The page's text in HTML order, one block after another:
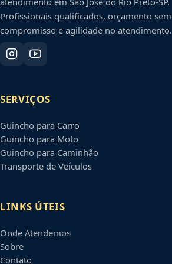
Profissionais qualificados, orçamento sem
compromisso e agilidade no atendimento.
SERVIÇOS
Guincho para Carro
Guincho para Moto
Guincho para Caminhão
Transporte de Veículos
LINKS ÚTEIS
Onde Atendemos
Sobre
Contato